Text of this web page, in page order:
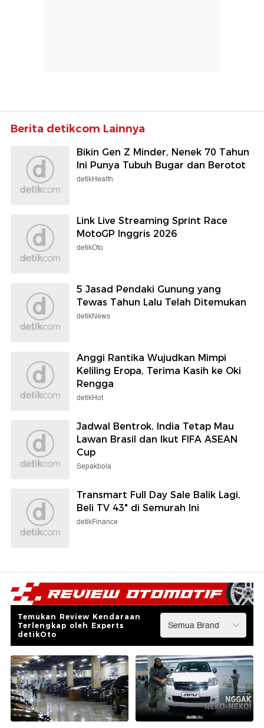
Berita detikcom Lainnya
Bikin Gen Z Minder, Nenek 70 Tahun
Ini Punya Tubuh Bugar dan Berotot
detikHealth
Link Live Streaming Sprint Race
MotoGP Inggris 2026
detikOto
5 Jasad Pendaki Gunung yang
Tewas Tahun Lalu Telah Ditemukan
detikNews
Anggi Rantika Wujudkan Mimpi
Keliling Eropa, Terima Kasih ke Oki
Rengga
detikHot
Jadwal Bentrok, India Tetap Mau
Lawan Brasil dan Ikut FIFA ASEAN
Cup
Sepakbola
Transmart Full Day Sale Balik Lagi,
Beli TV 43" di Semurah Ini
detikFinance
Temukan Review Kendaraan
Terlengkap oleh Experts
detikOto